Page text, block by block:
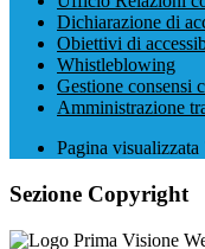
Dichiarazione di
Obiettivi di
Whistleblowing
Gestione consensi
Amministrazione
Pagina visualizzata
Sezione Copyright